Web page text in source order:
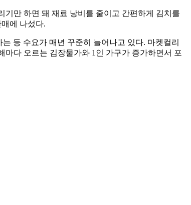
만 하면 돼 재료 낭비를 줄이고 간편하게 김치를
에 나섰다.
등 수요가 매년 꾸준히 늘어나고 있다. 마켓컬리
마다 오르는 김장물가와 1인 가구가 증가하면서 포